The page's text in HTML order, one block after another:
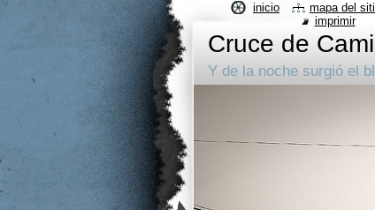
Cruce de
Y de la noche surgió el
inicio mapa del
imprimir